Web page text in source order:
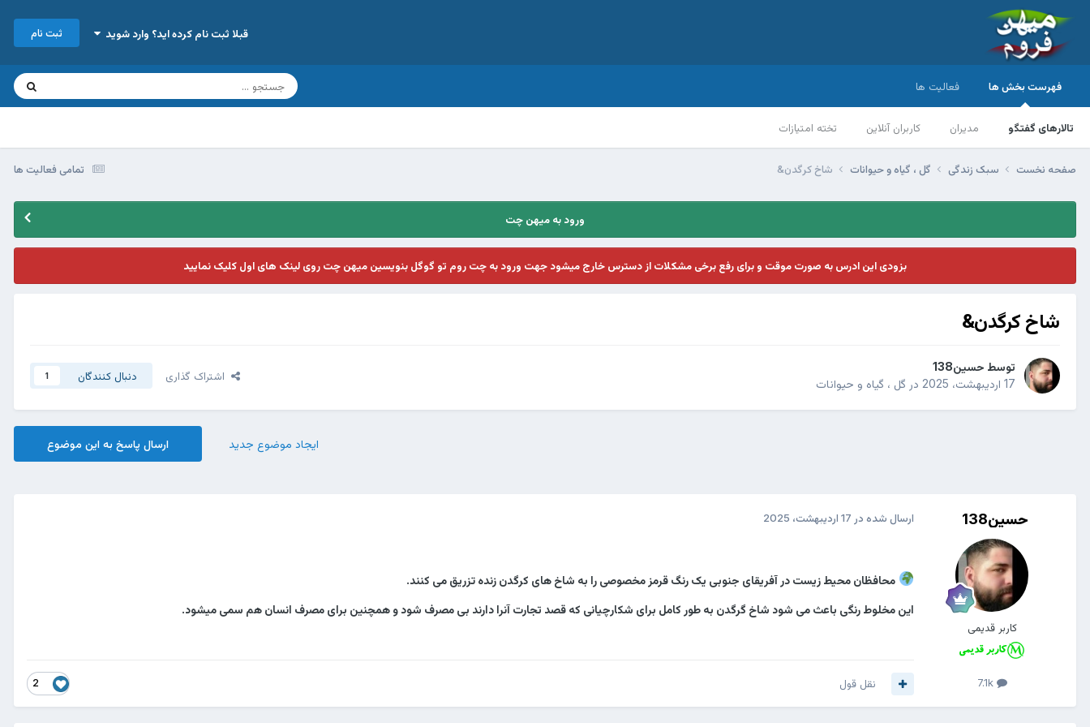
قبلا ثبت نام کرده اید؟ وارد شوید ثبت نام
فهرست بخش ها
تالارهای گفتگو مدیران کاربران آنلاین تخته امتیازات
فعالیت ها
تمامی فعالیت ها صفحه نخست سبک زندگی گل ، گیاه و حیوانات شاخ کرگدن&
ورود به میهن چت
بزودی این ادرس به صورت موقت و برای رفع برخی مشکلات از دسترس خارج میشود جهت ورود به چت روم تو گوگل بنویسین میهن چت روی لینک های اول کلیک نمایید
شاخ کرگدن&
توسط حسین138
17 اردیبهشت، 2025
در گل ، گیاه و حیوانات
اشتراک گذاری دنبال کنندگان 1
ارسال پاسخ به این موضوع ایجاد موضوع جدید
حسین138
کاربر قدیمی
7.1k
ارسال شده در 17 اردیبهشت، 2025
محافظان محیط زیست در آفریقای جنوبی یک رنگ قرمز مخصوصی را به شاخ های کرگدن زنده تزریق می کنند.
این مخلوط رنگی باعث می شود شاخ گرگدن به طور کامل برای شکارچیانی که قصد تجارت آنرا دارند بی مصرف شود و همچنین برای مصرف انسان هم سمی میشود.
2 نقل قول